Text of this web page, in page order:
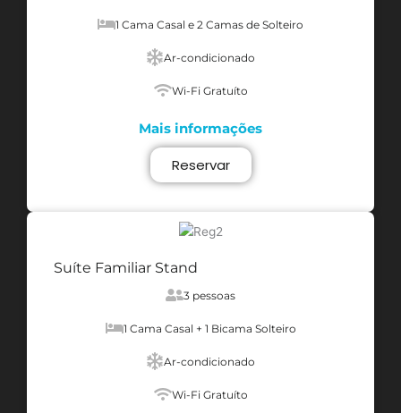
1 Cama Casal e 2 Camas de Solteiro
Ar-condicionado
Wi-Fi Gratuíto
Mais informações
Reservar
Suíte Familiar Stand
3 pessoas
1 Cama Casal + 1 Bicama Solteiro
Ar-condicionado
Wi-Fi Gratuíto